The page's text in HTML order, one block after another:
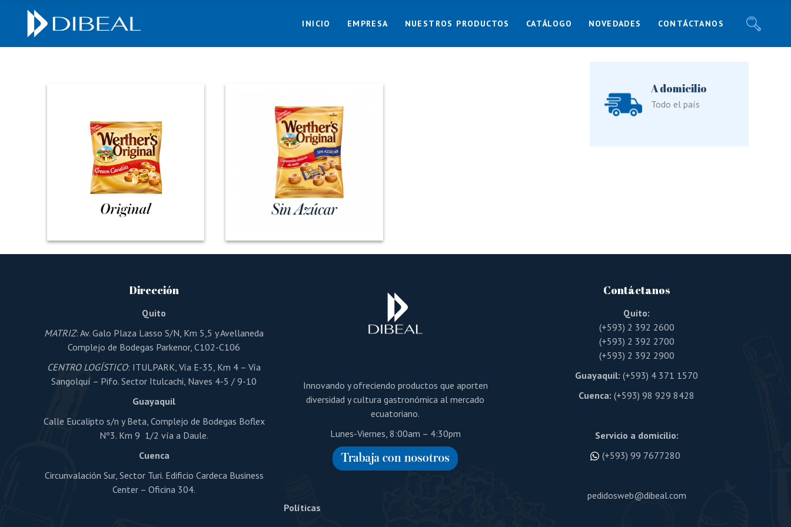
INICIO EMPRESA NUESTROS PRODUCTOS CATÁLOGO NOVEDADES
Recetas
CONTÁCTANOS
Responsabilidad SocialA domicilio
Todo el país
Dirección
Quito
MATRIZ: Av. Galo Plaza Lasso S/N, Km 5,5 y Avellaneda
Complejo de Bodegas Parkenor, C102-C106
CENTRO LOGÍSTICO: ITULPARK, Vía E-35, Km 4 – Vía
Sangolquí – Pifo. Sector Itulcachi, Naves 4-5 / 9-10
Guayaquil
Calle Eucalipto s/n y Beta, Complejo de Bodegas Boflex
Nº3. Km 9 1/2 vía a Daule.
Cuenca
Circunvalación Sur, Sector Turi. Edificio Cardeca Business
Center – Oficina 304.
Innovando y ofreciendo productos que aporten
diversidad y cultura gastronómica al mercado
ecuatoriano.
Lunes-Viernes, 8:00am – 4:30pm
Políticas
Contáctanos
Quito:
(+593) 2 392 2600
(+593) 2 392 2700
(+593) 2 392 2900
Guayaquil:(+593) 4 371 1570
Cuenca:(+593) 98 929 8428
Servicio a domicilio:
(+593) 99 7677280
pedidosweb@dibeal.com